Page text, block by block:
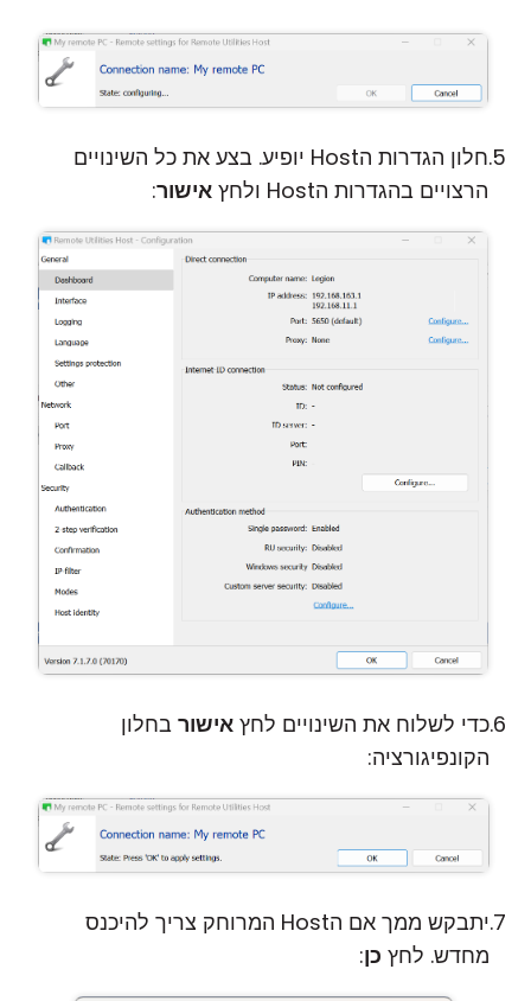
חלון הגדרות הHost יופיע. בצע את כל השינויים
הרצויים בהגדרות הHost ולחץ
אישור:
כדי לשלוח את השינויים לחץ אישור בחלון
הקונפיגורציה:
יתבקש ממך אם הHost המרוחק צריך להיכנס
מחדש. לחץ כן: